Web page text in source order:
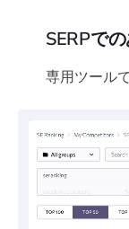
SERPで
専用ツール